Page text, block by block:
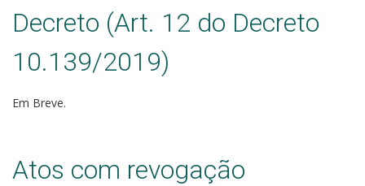
Decreto (Art. 12 do Decreto
10.139/2019)
Em Breve.
Atos com revogação